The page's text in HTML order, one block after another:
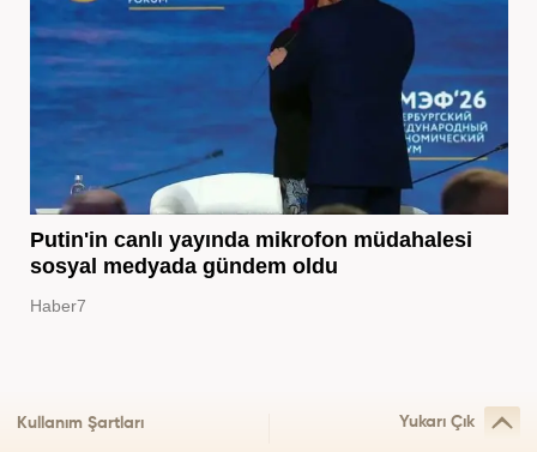
Putin'in canlı yayında mikrofon müdahalesi
sosyal medyada gündem oldu
Haber7
Kullanım Şartları Yukarı Çık